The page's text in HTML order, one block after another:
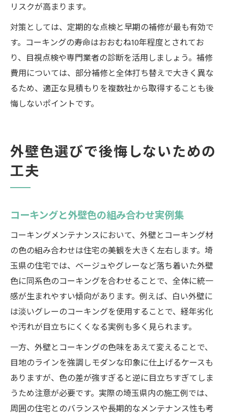
リスクが高まります。
対策としては、定期的な点検と早期の補修が最も有効で
す。コーキングの寿命はおおむね10年程度とされてお
り、目視点検や専門業者の診断を活用しましょう。補修
費用については、部分補修と全体打ち替えで大きく異な
るため、適正な見積もりを複数社から取得することも後
悔しないポイントです。
外壁色選びで後悔しないための
工夫
コーキングと外壁色の組み合わせ実例集
コーキングメンテナンスにおいて、外壁とコーキング材
の色の組み合わせは住宅の美観を大きく左右します。埼
玉県の住宅では、ベージュやグレーなど落ち着いた外壁
色に同系色のコーキングを合わせることで、全体に統一
感が生まれやすい傾向があります。例えば、白い外壁に
は淡いグレーのコーキングを使用することで、経年劣化
や汚れが目立ちにくくなる実例も多く見られます。
一方、外壁とコーキングの色味をあえて変えることで、
目地のラインを強調しモダンな印象に仕上げるケースも
ありますが、色の差が強すぎると逆に目立ちすぎてしま
うため注意が必要です。実際の埼玉県内の施工例では、
周囲の住宅とのバランスや長期的なメンテナンス性も考